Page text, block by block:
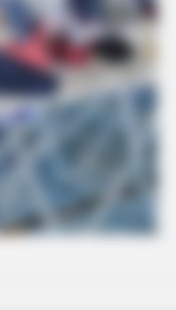
Unsee It